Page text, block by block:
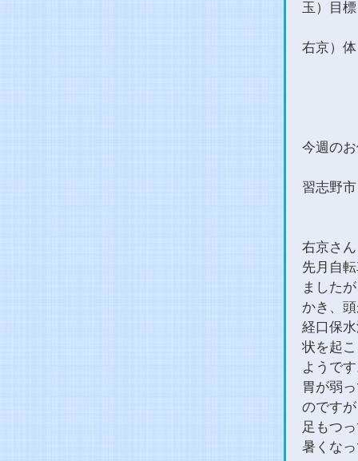
玉）目
右京）
今週の
習志野
右京さ
先月自
ました
かき、
経口保
状を起
ようで
胃が弱
のです
足もつ
暑くな